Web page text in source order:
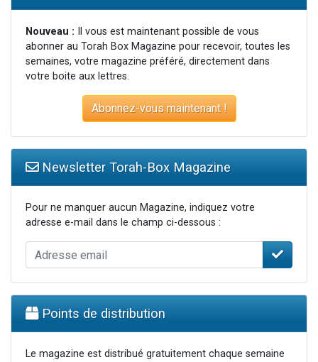
Nouveau : Il vous est maintenant possible de vous
abonner au Torah Box Magazine pour recevoir, toutes les
semaines, votre magazine préféré, directement dans
votre boite aux lettres.
Abonnez-vous maintenant !
Newsletter Torah-Box Magazine
Pour ne manquer aucun Magazine, indiquez votre
adresse e-mail dans le champ ci-dessous :
Points de distribution
Le magazine est distribué gratuitement chaque semaine